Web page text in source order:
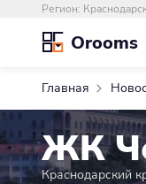
Регион:
Orooms
Главная
ЖК
Краснодарский